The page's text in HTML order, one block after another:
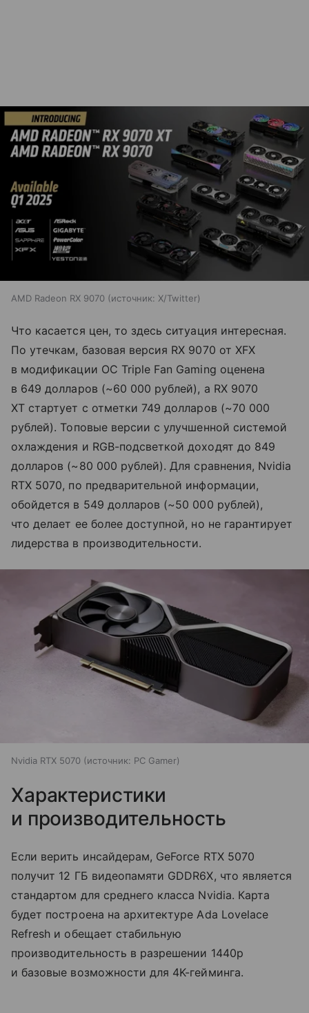
AMD Radeon RX 9070 источник: X/Twitter
Что касается цен, то здесь ситуация интересная.
По утечкам, базовая версия RX 9070 от XFX
в модификации OC Triple Fan Gaming оценена
в 649 долларов (~60 000 рублей), а RX 9070
XT стартует с отметки 749 долларов (~70 000
рублей). Топовые версии с улучшенной системой
охлаждения и RGB-подсветкой доходят до 849
долларов (~80 000 рублей). Для сравнения, Nvidia
RTX 5070, по предварительной информации,
обойдется в 549 долларов (~50 000 рублей),
что делает ее более доступной, но не гарантирует
лидерства в производительности.
Nvidia RTX 5070 источник: PC Gamer
Характеристики
и производительность
Если верить инсайдерам, GeForce RTX 5070
получит 12 ГБ видеопамяти GDDR6X, что является
стандартом для среднего класса Nvidia. Карта
будет построена на архитектуре Ada Lovelace
Refresh и обещает стабильную
производительность в разрешении 1440p
и базовые возможности для 4K-гейминга.